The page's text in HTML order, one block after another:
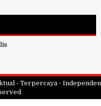
- Terpercaya - Independen